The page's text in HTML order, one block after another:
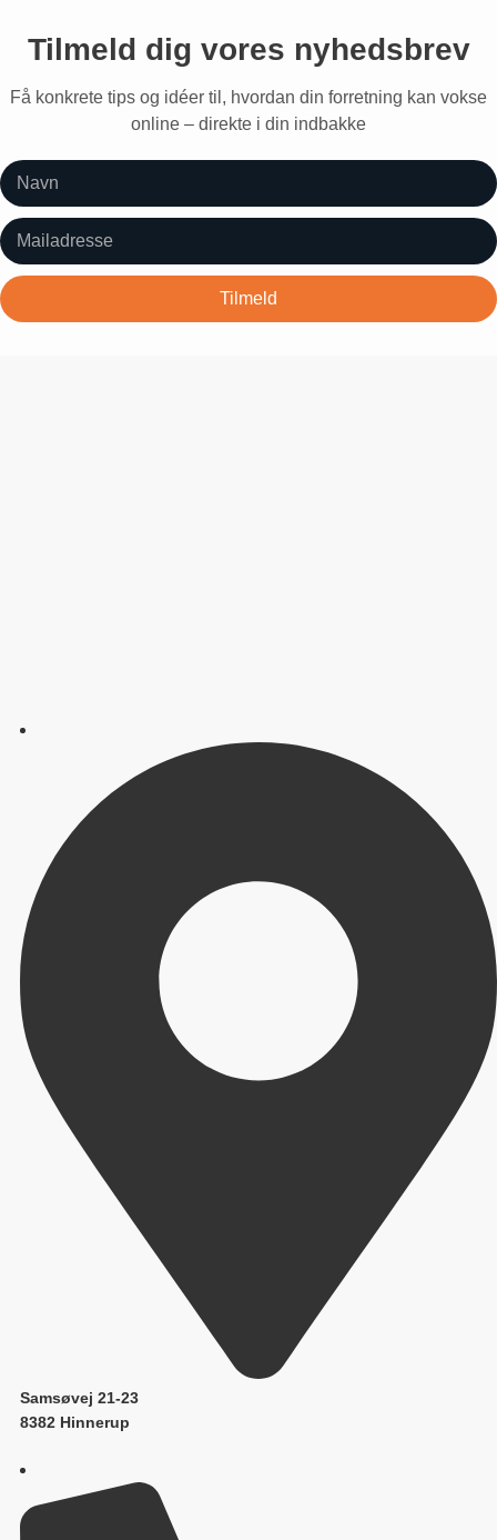
Tilmeld dig vores nyhedsbrev
Få konkrete tips og idéer til, hvordan din forretning kan vokse
online – direkte i din indbakke
Samsøvej 21-23
8382 Hinnerup